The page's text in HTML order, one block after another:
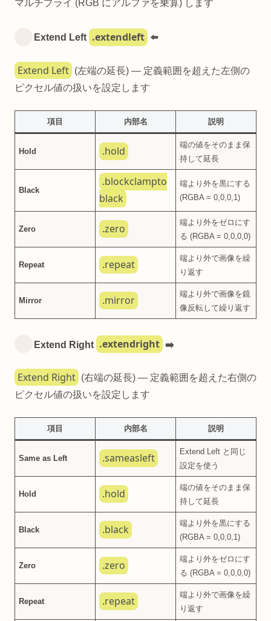
マルチプライ (RGB にアルファを乗算) します
Extend Left .extendleft ⬅️
Extend Left
(左端の延長) — 定義範囲を超えた左側の
ピクセル値の扱いを設定します
項目 内部名 説明
Hold .hold
端の値をそのまま保
持して延長
Black
.blockclampto
black
端より外を黒にする
(RGBA = 0,0,0,1)
Zero .zero
端より外をゼロにす
る (RGBA = 0,0,0,0)
Repeat .repeat
端より外で画像を繰
り返す
Mirror .mirror
端より外で画像を鏡
像反転して繰り返す
Extend Right .extendright ➡️
Extend Right
(右端の延長) — 定義範囲を超えた右側の
ピクセル値の扱いを設定します
項目 内部名 説明
Same as Left .sameasleft
Extend Left と同じ
設定を使う
Hold .hold
端の値をそのまま保
持して延長
Black .black
端より外を黒にする
(RGBA = 0,0,0,1)
Zero .zero
端より外をゼロにす
る (RGBA = 0,0,0,0)
Repeat .repeat
端より外で画像を繰
り返す